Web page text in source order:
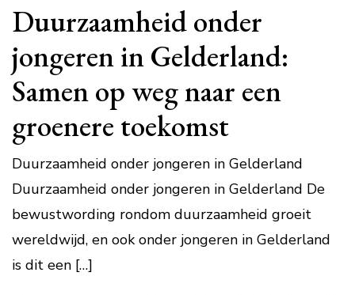
Duurzaamheid onder
jongeren in Gelderland:
Samen op weg naar een
groenere toekomst
Duurzaamheid onder jongeren in Gelderland
Duurzaamheid onder jongeren in Gelderland De
bewustwording rondom duurzaamheid groeit
wereldwijd, en ook onder jongeren in Gelderland
is dit een […]